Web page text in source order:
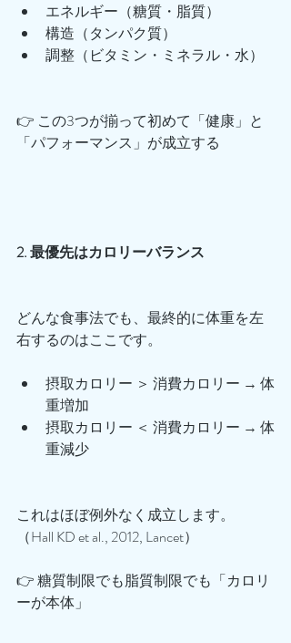
エネルギー（糖質・脂質）
構造（タンパク質）
調整（ビタミン・ミネラル・水）
👉 この3つが揃って初めて「健康」と
「パフォーマンス」が成立する
2. 最優先はカロリーバランス
どんな食事法でも、最終的に体重を左
右するのはここです。
摂取カロリー ＞ 消費カロリー → 体
重増加
摂取カロリー ＜ 消費カロリー → 体
重減少
これはほぼ例外なく成立します。
（Hall KD et al., 2012, Lancet）
👉 糖質制限でも脂質制限でも「カロリ
ーが本体」